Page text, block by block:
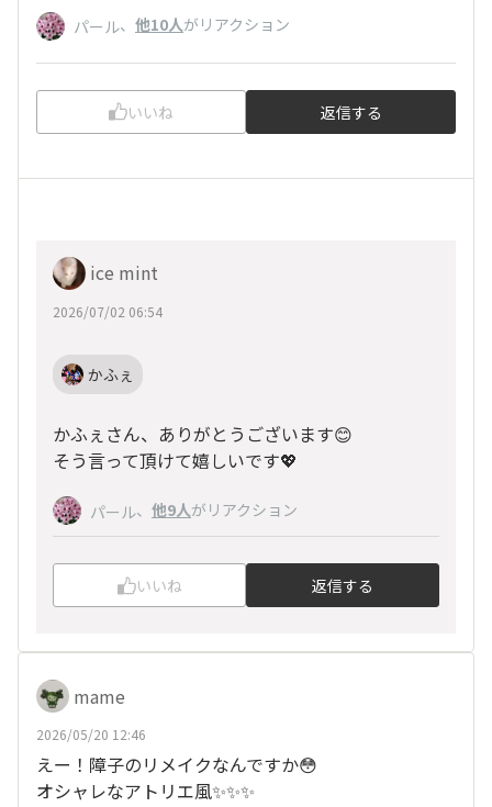
パール、 他10人がリアクション
いいね 返信する
ice mint
2026/07/02 06:54
かふぇ
かふぇさん、ありがとうございます😊
そう言って頂けて嬉しいです💖
パール、 他9人がリアクション
いいね 返信する
mame
2026/05/20 12:46
えー！障子のリメイクなんですか😳
オシャレなアトリエ風✨✨✨